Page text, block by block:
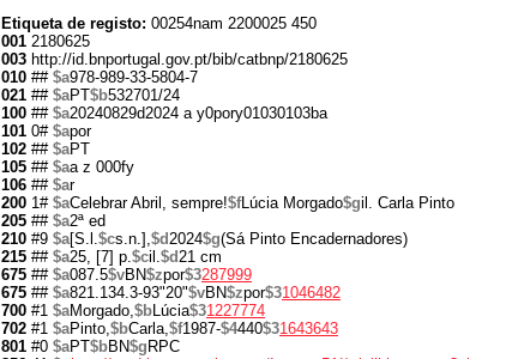
Etiqueta de registo: 00254nam 2200025 450
001 2180625
003 http://id.bnportugal.gov.pt/bib/catbnp/2180625
010 ## $a978-989-33-5804-7
021 ## $aPT$b532701/24
100 ## $a20240829d2024 a y0pory01030103ba
101 0# $apor
102 ## $aPT
105 ## $aa z 000fy
106 ## $ar
200 1# $aCelebrar Abril, sempre!$fLúcia Morgado$gil. Carla Pinto
205 ## $a2ª ed
210 #9 $a[S.l.$cs.n.],$d2024$g(Sá Pinto Encadernadores)
215 ## $a25, [7] p.$cil.$d21 cm
675 ## $a087.5$vBN$zpor$3287999
675 ## $a821.134.3-93"20"$vBN$zpor$31046482
700 #1 $aMorgado,$bLúcia$31227774
702 #1 $aPinto,$bCarla,$f1987-$4440$31643643
801 #0 $aPT$bBN$g RPC